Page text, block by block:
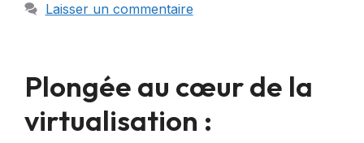
Laisser un commentaire
Plongée au cœur de la
virtualisation :